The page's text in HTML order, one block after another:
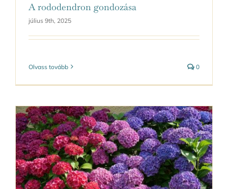
A rododendron gondozása
július 9th, 2025
Olvass tovább 0